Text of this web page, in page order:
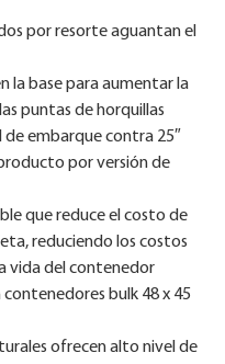
por resorte aguantan el
la base para aumentar la
puntas de horquillas
de embarque contra 25″
por versión de
que reduce el costo de
reduciendo los costos
vida del contenedor
bulk 48 x 45
ofrecen alto nivel de